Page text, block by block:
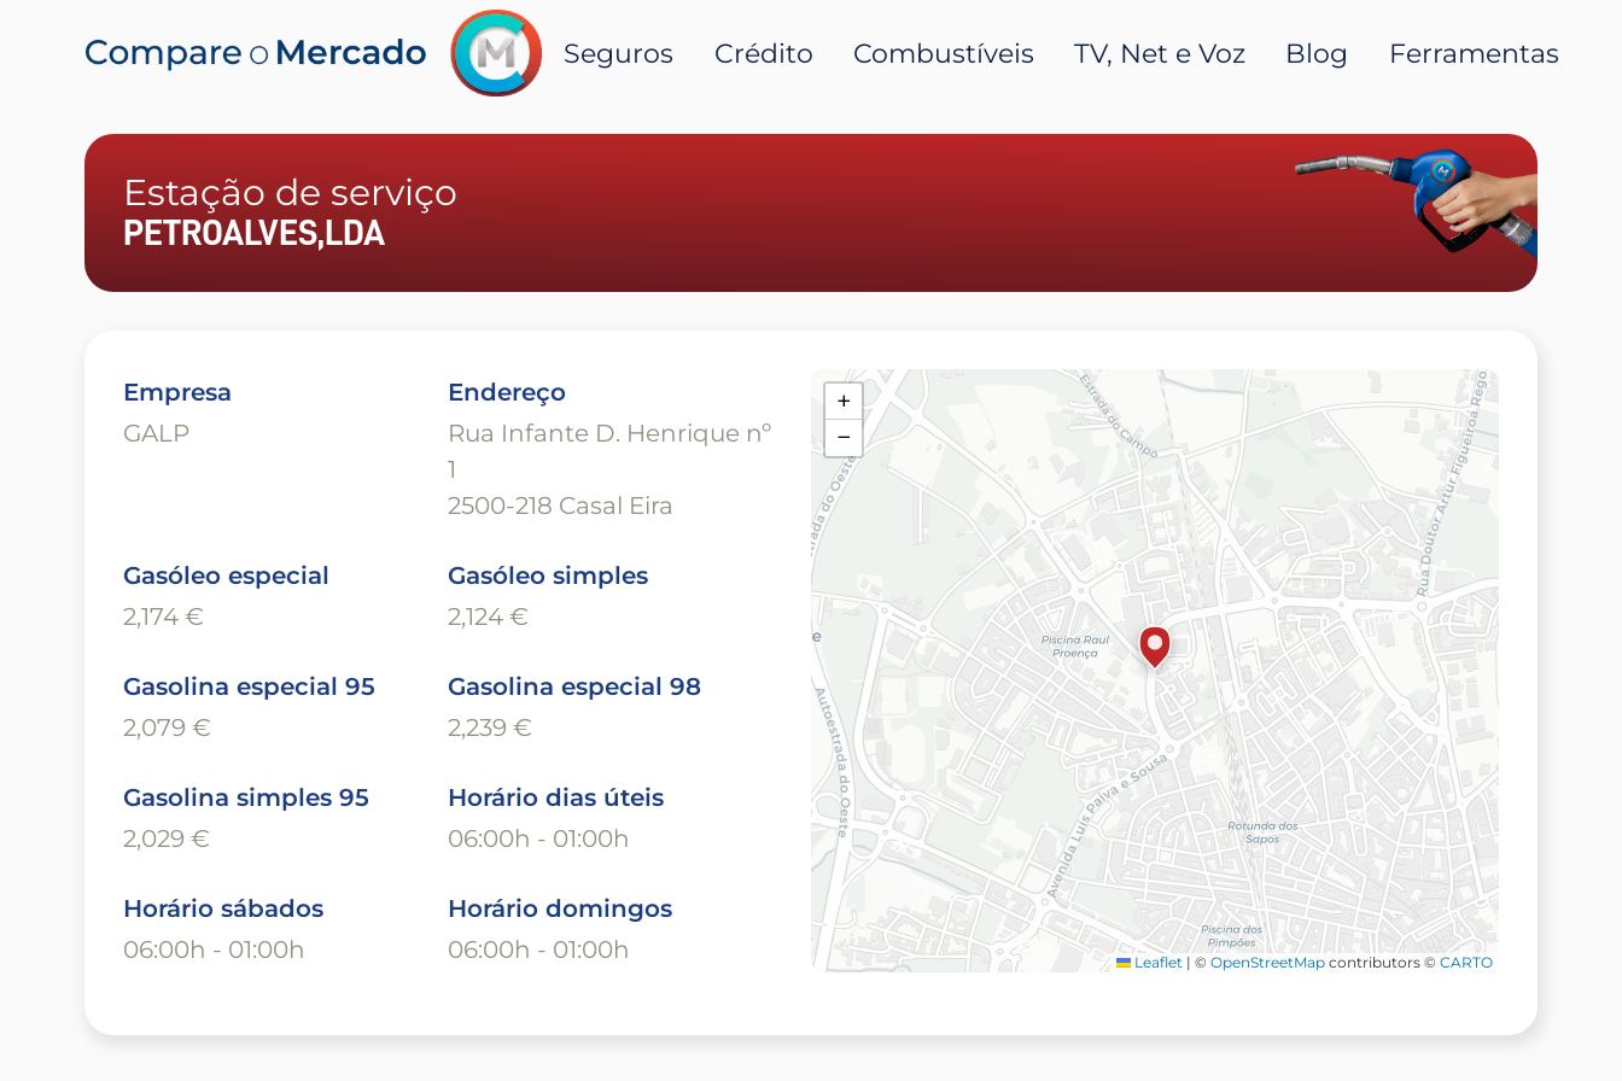
Seguros Crédito Combustíveis TV, Net e Voz Blog Ferramentas
Estação de serviço
PETROALVES,LDA
Empresa
GALP
Endereço
Rua Infante D. Henrique nº
1
2500-218 Casal Eira
Gasóleo especial
2,174 €
Gasóleo simples
2,124 €
Gasolina especial 95
2,079 €
Gasolina especial 98
2,239 €
Gasolina simples 95
2,029 €
Horário dias úteis
06:00h - 01:00h
Horário sábados
06:00h - 01:00h
Horário domingos
06:00h - 01:00h
+
−
Leaflet | © OpenStreetMap contributors © CARTO